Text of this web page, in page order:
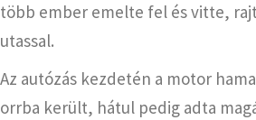
több ember emelte fel és vitte,
utassal.
Az autózás kezdetén a motor
orrba került, hátul pedig adta